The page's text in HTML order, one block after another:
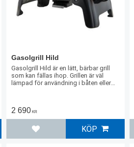
Gasolgrill Hild
Gasolgrill Hild är en lätt, bärbar grill
som kan fällas ihop. Grillen är väl
lämpad för användning i båten eller
2 690 KR
Lägg till i favoriter
KÖP